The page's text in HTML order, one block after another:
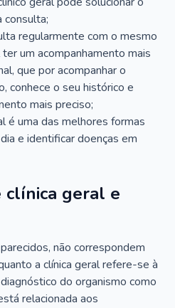
consulta;
regularmente com o mesmo
um acompanhamento mais
que por acompanhar o
conhece o seu histórico e
mais preciso;
é uma das melhores formas
e identificar doenças em
geral e
não correspondem
a clínica geral refere-se à
do organismo como
relacionada aos